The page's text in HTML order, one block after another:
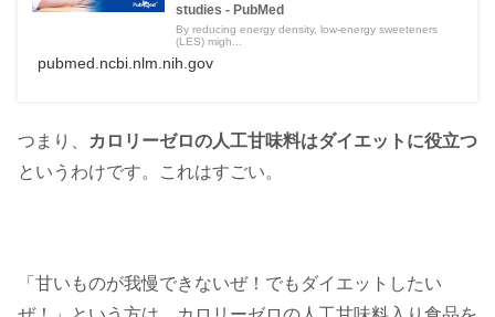
studies - PubMed
By reducing energy density, low-energy sweeteners
(LES) migh...
pubmed.ncbi.nlm.nih.gov
つまり、
カロリーゼロの人工甘味料はダイエットに役立つ
というわけです。これはすごい。
「甘いものが我慢できないぜ！でもダイエットしたい